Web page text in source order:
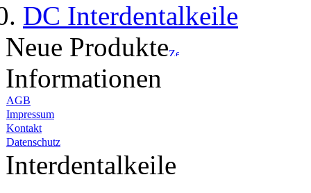
DC Interdentalkeile
Neue Produkte
Informationen
AGB
Impressum
Kontakt
Datenschutz
Interdentalkeile